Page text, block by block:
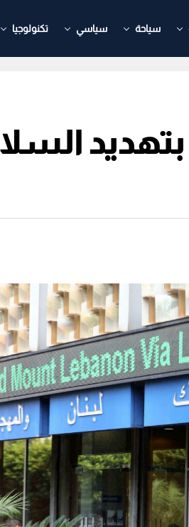
سياحة سياسي تكنولوجيا